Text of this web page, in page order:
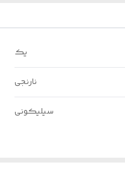
یک
نارنجی
سیلیکونی